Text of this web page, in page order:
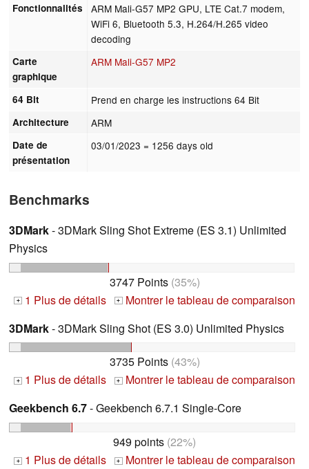
Fonctionnalités
ARM Mali-G57 MP2 GPU, LTE Cat.7 modem,
WiFi 6, Bluetooth 5.3, H.264/H.265 video
decoding
Carte
graphique
ARM Mali-G57 MP2
64 Bit Prend en charge les instructions 64 Bit
Architecture ARM
Date de
présentation
03/01/2023 = 1256 days old
Benchmarks
3DMark- 3DMark Sling Shot Extreme (ES 3.1) Unlimited
Physics
3747 Points(35%)
+ 1 Plus de détails + Montrer le tableau de comparaison
3DMark- 3DMark Sling Shot (ES 3.0) Unlimited Physics
3735 Points(43%)
+ 1 Plus de détails + Montrer le tableau de comparaison
Geekbench 6.7- Geekbench 6.7.1 Single-Core
949 points (22%)
+ 1 Plus de détails + Montrer le tableau de comparaison